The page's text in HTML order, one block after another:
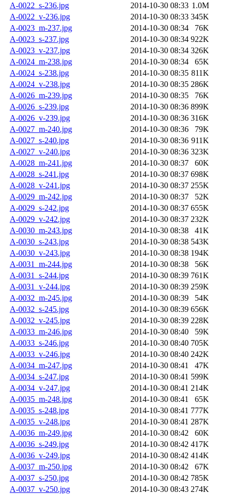
A-0022_s-236.jpg
2014-10-30 08:33 1.0M
A-0022_v-236.jpg
2014-10-30 08:33 345K
A-0023_m-237.jpg
2014-10-30 08:34
76K
A-0023_s-237.jpg
2014-10-30 08:34 922K
A-0023_v-237.jpg
2014-10-30 08:34 326K
A-0024_m-238.jpg
2014-10-30 08:34
65K
A-0024_s-238.jpg
2014-10-30 08:35 811K
A-0024_v-238.jpg
2014-10-30 08:35 286K
A-0026_m-239.jpg
2014-10-30 08:35
76K
A-0026_s-239.jpg
2014-10-30 08:36 899K
A-0026_v-239.jpg
2014-10-30 08:36 316K
A-0027_m-240.jpg
2014-10-30 08:36
79K
A-0027_s-240.jpg
2014-10-30 08:36 911K
A-0027_v-240.jpg
2014-10-30 08:36 323K
A-0028_m-241.jpg
2014-10-30 08:37
60K
A-0028_s-241.jpg
2014-10-30 08:37 698K
A-0028_v-241.jpg
2014-10-30 08:37 255K
A-0029_m-242.jpg
2014-10-30 08:37
52K
A-0029_s-242.jpg
2014-10-30 08:37 655K
A-0029_v-242.jpg
2014-10-30 08:37 232K
A-0030_m-243.jpg
2014-10-30 08:38
41K
A-0030_s-243.jpg
2014-10-30 08:38 543K
A-0030_v-243.jpg
2014-10-30 08:38 194K
A-0031_m-244.jpg
2014-10-30 08:38
56K
A-0031_s-244.jpg
2014-10-30 08:39 761K
A-0031_v-244.jpg
2014-10-30 08:39 259K
A-0032_m-245.jpg
2014-10-30 08:39
54K
A-0032_s-245.jpg
2014-10-30 08:39 656K
A-0032_v-245.jpg
2014-10-30 08:39 228K
A-0033_m-246.jpg
2014-10-30 08:40
59K
A-0033_s-246.jpg
2014-10-30 08:40 705K
A-0033_v-246.jpg
2014-10-30 08:40 242K
A-0034_m-247.jpg
2014-10-30 08:41
47K
A-0034_s-247.jpg
2014-10-30 08:41 599K
A-0034_v-247.jpg
2014-10-30 08:41 214K
A-0035_m-248.jpg
2014-10-30 08:41
65K
A-0035_s-248.jpg
2014-10-30 08:41 777K
A-0035_v-248.jpg
2014-10-30 08:41 287K
A-0036_m-249.jpg
2014-10-30 08:42
60K
A-0036_s-249.jpg
2014-10-30 08:42 417K
A-0036_v-249.jpg
2014-10-30 08:42 414K
A-0037_m-250.jpg
2014-10-30 08:42
67K
A-0037_s-250.jpg
2014-10-30 08:42 785K
A-0037_v-250.jpg
2014-10-30 08:43 274K